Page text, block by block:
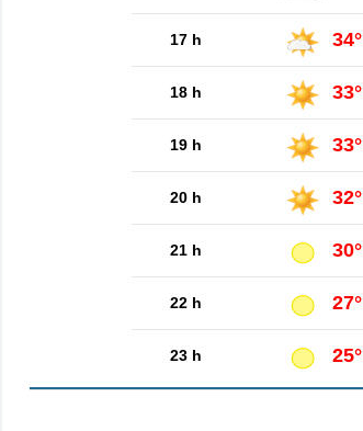
17 h 34°
18 h 33°
19 h 33°
20 h 32°
21 h 30°
22 h 27°
23 h 25°